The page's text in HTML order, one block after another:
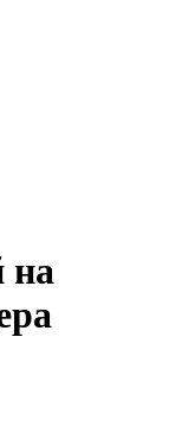
на